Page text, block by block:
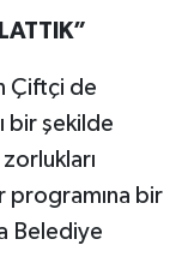
Çiftçi de
bir şekilde
bir
Belediye